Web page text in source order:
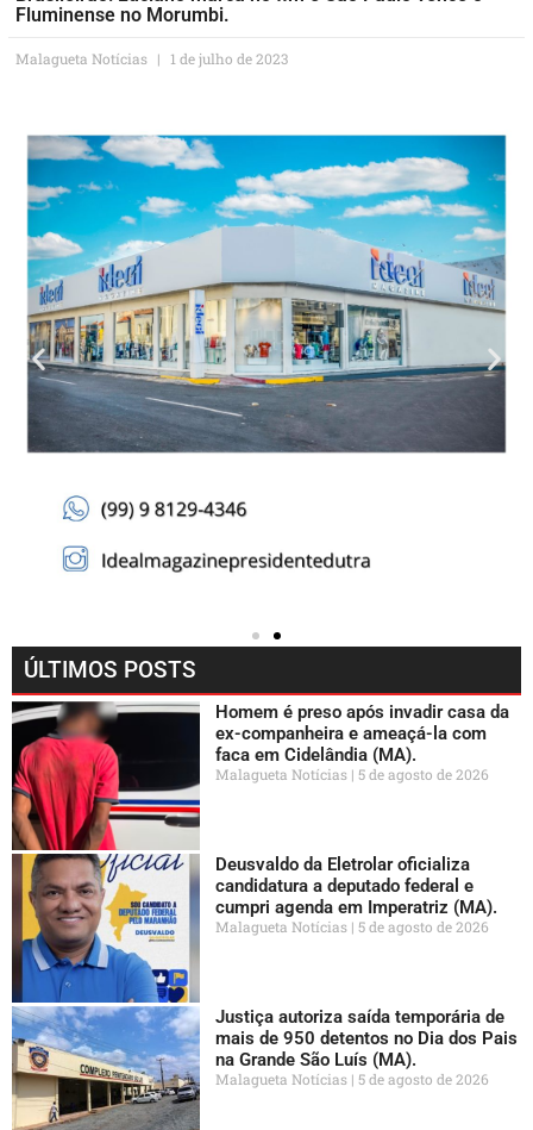
Fluminense no Morumbi.
Malagueta Notícias 1 de julho de 2023
ÚLTIMOS POSTS
Homem é preso após invadir casa da
ex-companheira e ameaçá-la com
faca em Cidelândia (MA).
Malagueta Notícias 5 de agosto de 2026
Deusvaldo da Eletrolar oficializa
candidatura a deputado federal e
cumpri agenda em Imperatriz (MA).
Malagueta Notícias 5 de agosto de 2026
Justiça autoriza saída temporária de
mais de 950 detentos no Dia dos Pais
na Grande São Luís (MA).
Malagueta Notícias 5 de agosto de 2026